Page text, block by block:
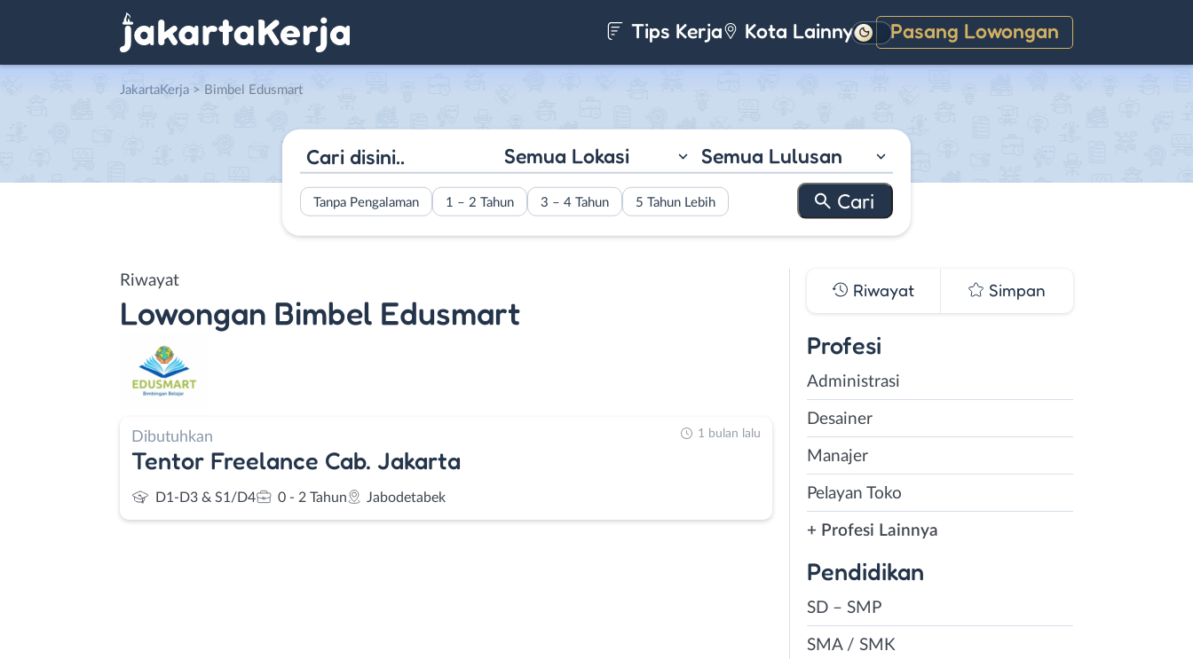
Tips Kerja Kota Lainnya Pasang Lowongan
Gelap
JakartaKerja > Bimbel Edusmart
Semua Lokasi Semua Lulusan
Tanpa Pengalaman 1 – 2 Tahun 3 – 4 Tahun 5 Tahun Lebih
Riwayat
Lowongan Bimbel Edusmart
Dibutuhkan
Tentor Freelance Cab. Jakarta
D1-D3 & S1/D4 0 - 2 Tahun Jabodetabek
1 bulan lalu
Riwayat Simpan
Profesi
Administrasi
Desainer
Manajer
Pelayan Toko
+ Profesi Lainnya
Pendidikan
SD – SMP
SMA / SMK